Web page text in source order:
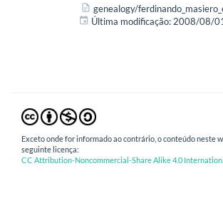
genealogy/
Última modificação: 2008/08/
Exceto onde for informado ao contrário, o conteúdo neste
seguinte licença:
CC Attribution-Noncommercial-Share Alike 4.0